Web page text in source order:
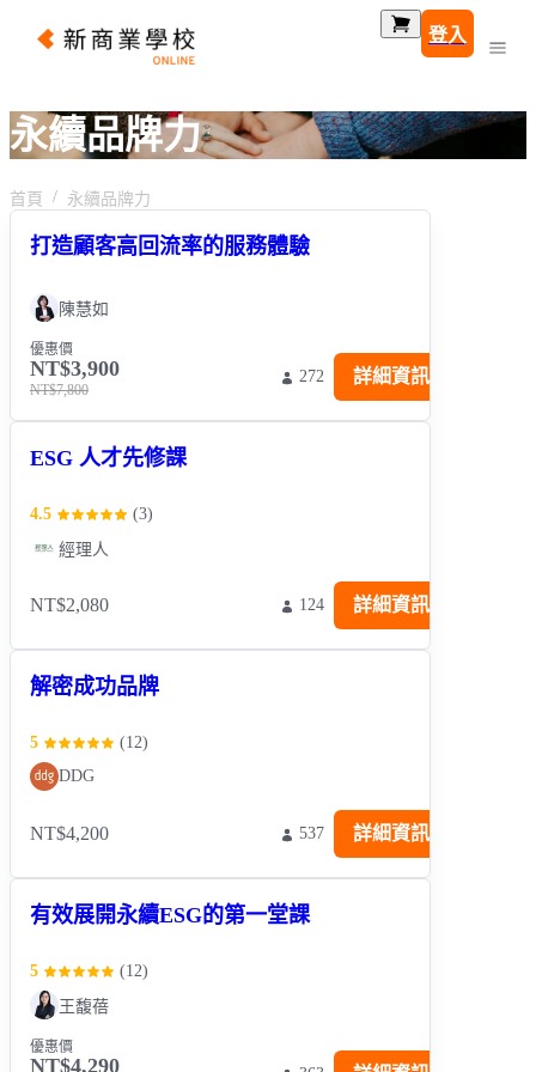
登入
永續品牌力
首頁 永續品牌力
打造顧客高回流率的服務體驗
陳慧如
優惠價
NT$3,900
NT$7,800
272 詳細資訊
ESG 人才先修課
4.5 (3)
經理人
NT$2,080 124 詳細資訊
解密成功品牌
5 (12)
DDG
NT$4,200 537 詳細資訊
有效展開永續ESG的第一堂課
5 (12)
王馥蓓
優惠價
NT$4,290